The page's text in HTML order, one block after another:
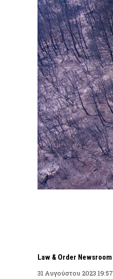
Law & Order Newsroom
31 Αυγούστου 2023 19:57